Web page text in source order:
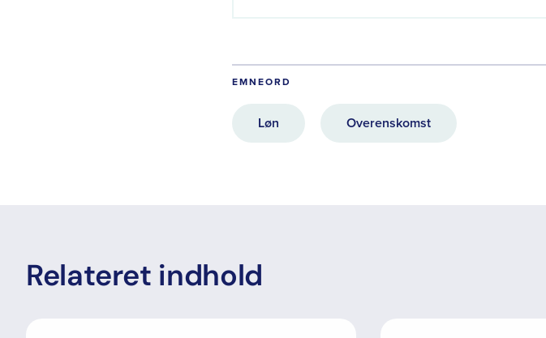
EMNEORD
Løn Overenskomst
Relateret indhold